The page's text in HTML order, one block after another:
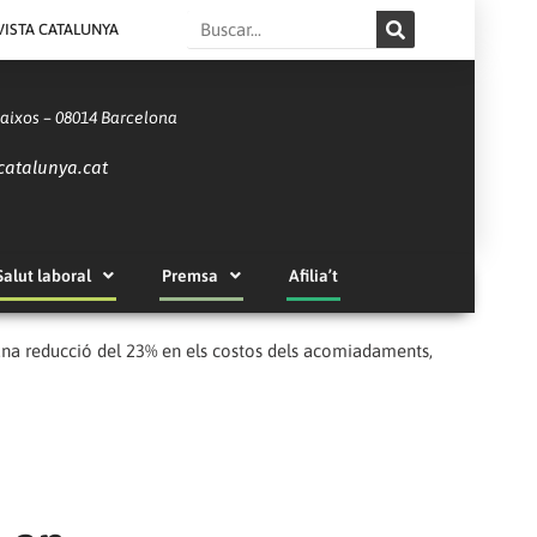
CATALUNYA Search
– 08014 Barcelona
laboral Premsa Afilia’t
reducció del 23% en els costos dels acomiadaments,